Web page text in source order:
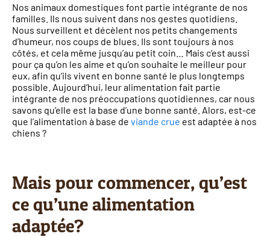
Nos animaux domestiques font partie intégrante de nos
familles. Ils nous suivent dans nos gestes quotidiens.
Nous surveillent et décèlent nos petits changements
d’humeur, nos coups de blues. Ils sont toujours à nos
côtés, et cela même jusqu’au petit coin… Mais c’est aussi
pour ça qu’on les aime et qu’on souhaite le meilleur pour
eux, afin qu’ils vivent en bonne santé le plus longtemps
possible. Aujourd’hui, leur alimentation fait partie
intégrante de nos préoccupations quotidiennes, car nous
savons qu’elle est la base d’une bonne santé. Alors, est-ce
que l’alimentation à base de viande crue est adaptée à nos
chiens ?
Mais pour commencer, qu’est
ce qu’une alimentation
adaptée?